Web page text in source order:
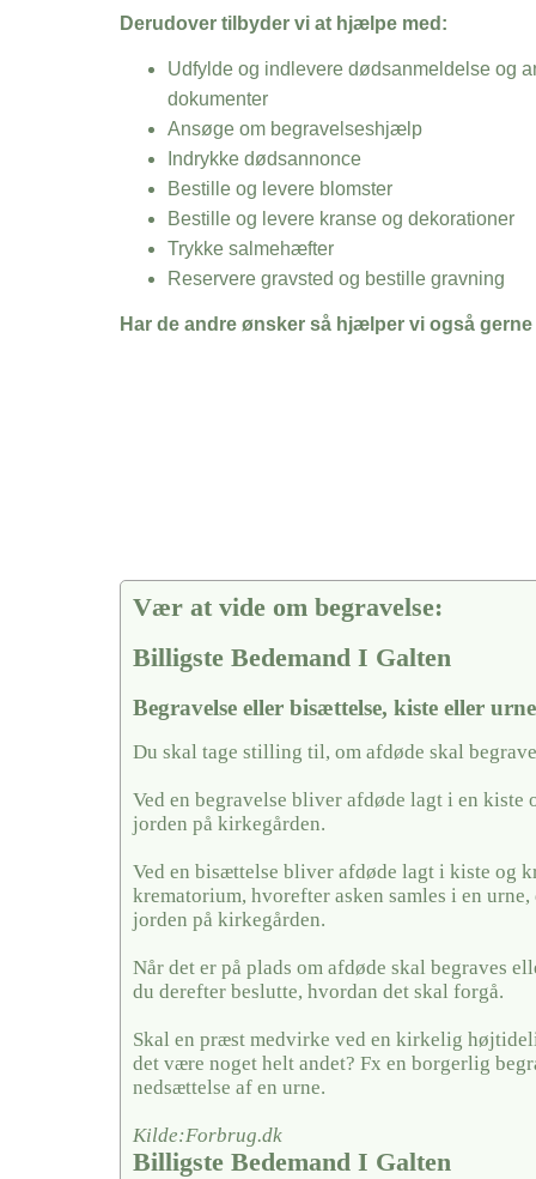
Derudover tilbyder vi at hjælpe med:
Udfylde og indlevere dødsanmeldelse og
dokumenter
Ansøge om begravelseshjælp
Indrykke dødsannonce
Bestille og levere blomster
Bestille og levere kranse og dekorationer
Trykke salmehæfter
Reservere gravsted og bestille gravning
Har de andre ønsker så hjælper vi også gerne
Vær at vide om begravelse:
Billigste Bedemand I Galten
Begravelse eller bisættelse, kiste eller
Du skal tage stilling til, om afdøde skal
Ved en begravelse bliver afdøde lagt i en kiste
jorden på kirkegården.
Ved en bisættelse bliver afdøde lagt i kiste og
krematorium, hvorefter asken samles i en
jorden på kirkegården.
Når det er på plads om afdøde skal begraves
du derefter beslutte, hvordan det skal forgå.
Skal en præst medvirke ved en kirkelig
det være noget helt andet? Fx en borgerlig
nedsættelse af en urne.
Kilde:Forbrug.dk
Billigste Bedemand I Galten